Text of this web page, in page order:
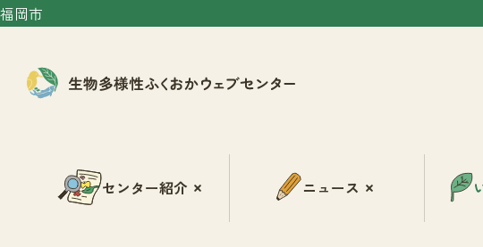
福岡市
センター紹介 ニュース